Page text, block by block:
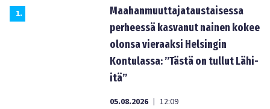
1.
Maahanmuuttajataustaisessa
perheessä kasvanut nainen kokee
olonsa vieraaksi Helsingin
Kontulassa: ”Tästä on tullut Lähi-
itä”
05.08.2026 | 12:09